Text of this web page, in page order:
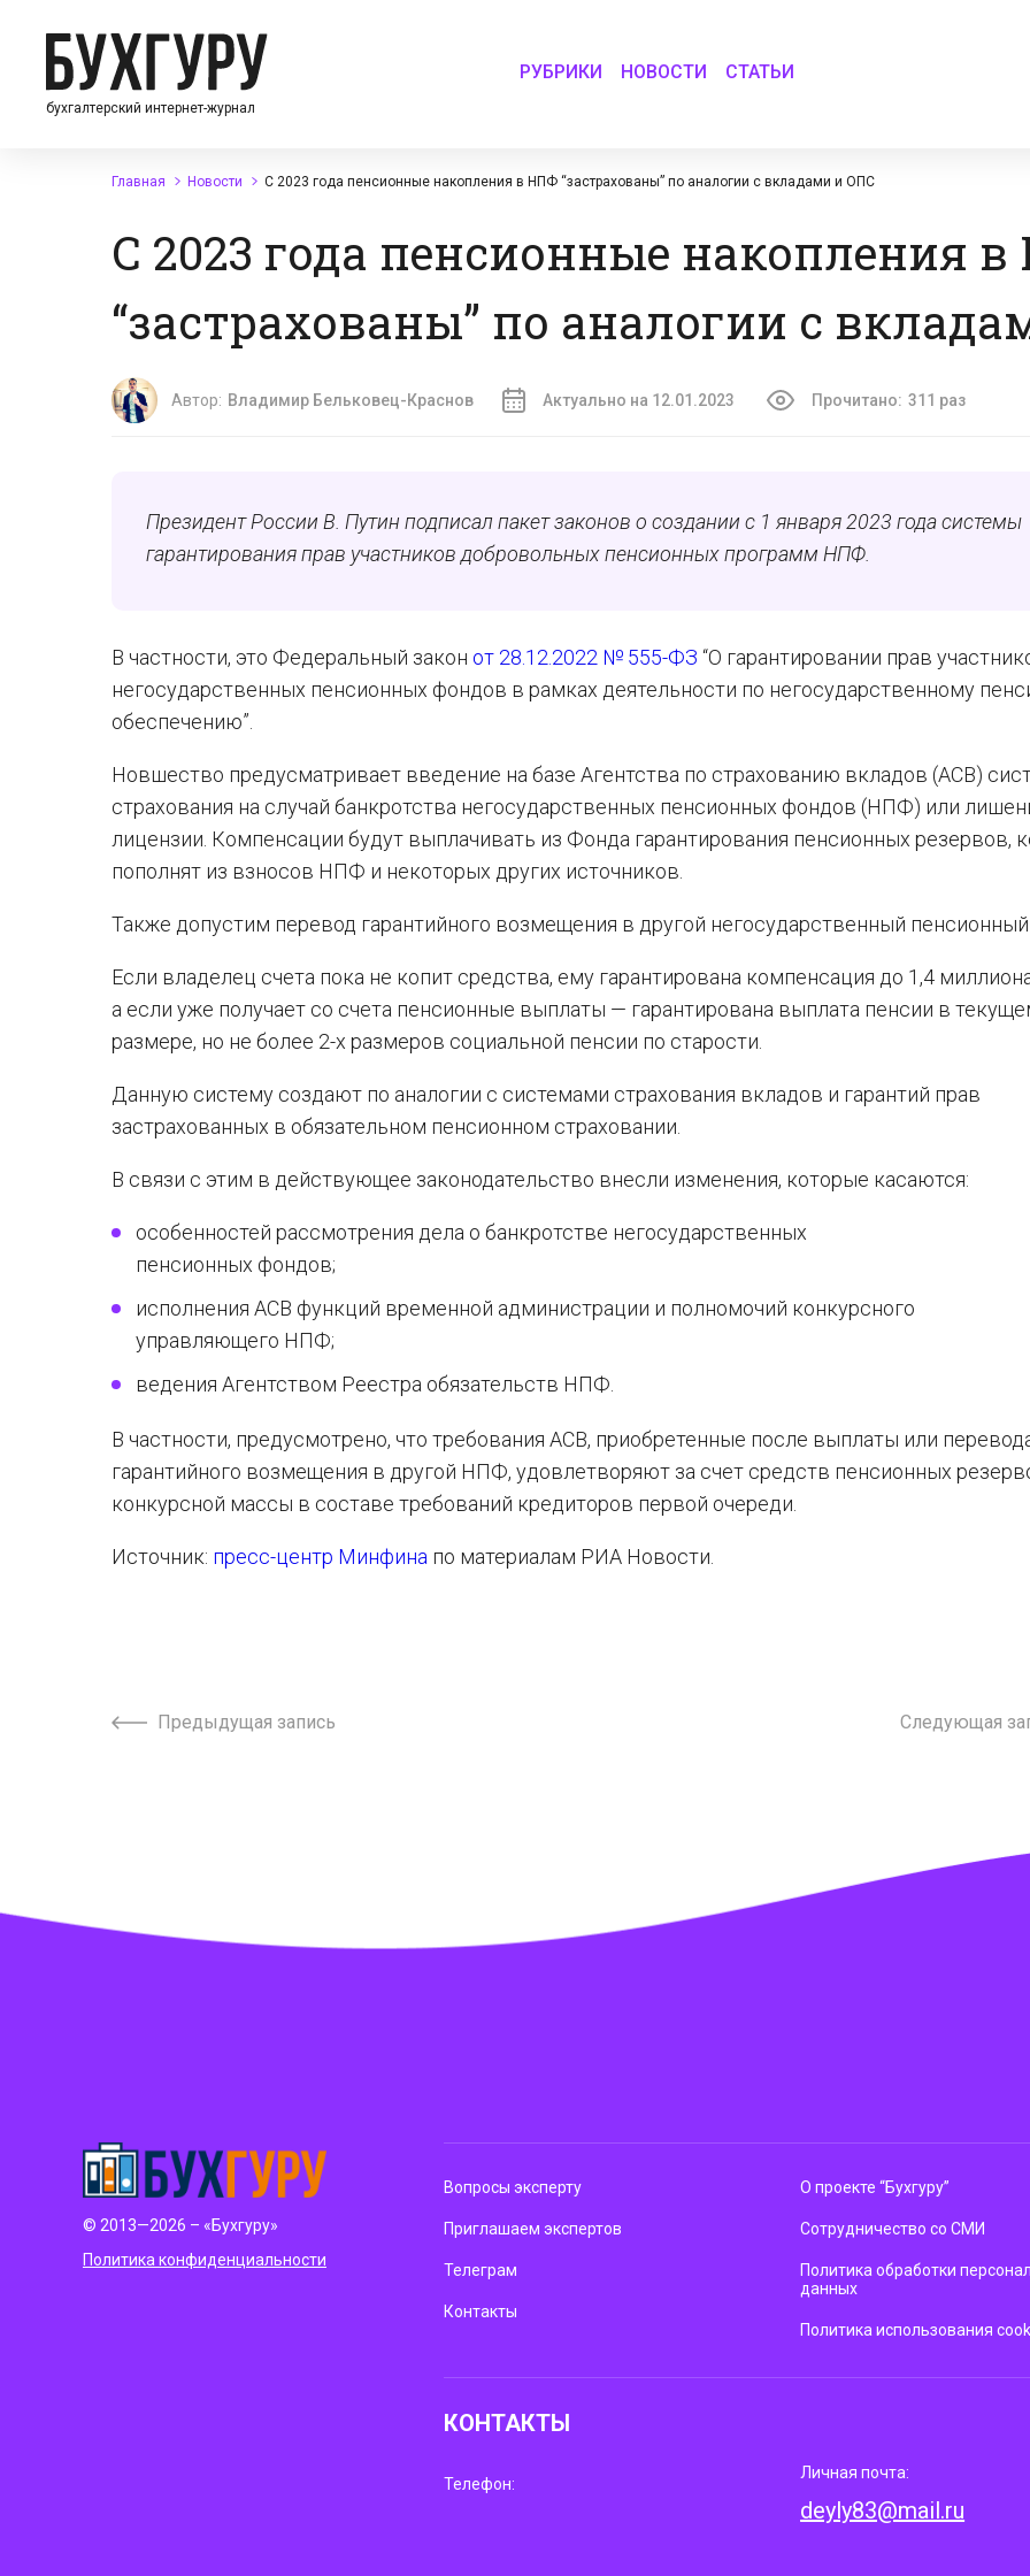
бухгалтерский интернет-журнал
РУБРИКИ НОВОСТИ СТАТЬИ
Главная Новости С 2023 года пенсионные накопления в НПФ “застрахованы” по аналогии с вкладами и ОПС
С 2023 года пенсионные накопления
“застрахованы” по аналогии с
Автор: Владимир Бельковец-Краснов Актуально на 12.01.2023 Прочитано: 311 раз
Президент России В. Путин подписал пакет законов о создании с 1 января 2023 года системы
гарантирования прав участников добровольных пенсионных программ НПФ.
В частности, это Федеральный закон от 28.12.2022 № 555-ФЗ “О гарантировании прав
негосударственных пенсионных фондов в рамках деятельности по негосударственному
обеспечению”.
Новшество предусматривает введение на базе Агентства по страхованию вкладов (АСВ)
страхования на случай банкротства негосударственных пенсионных фондов (НПФ) или
лицензии. Компенсации будут выплачивать из Фонда гарантирования пенсионных резервов,
пополнят из взносов НПФ и некоторых других источников.
Также допустим перевод гарантийного возмещения в другой негосударственный
Если владелец счета пока не копит средства, ему гарантирована компенсация до 1,4
а если уже получает со счета пенсионные выплаты — гарантирована выплата пенсии в
размере, но не более 2-х размеров социальной пенсии по старости.
Данную систему создают по аналогии с системами страхования вкладов и гарантий прав
застрахованных в обязательном пенсионном страховании.
В связи с этим в действующее законодательство внесли изменения, которые касаются:
особенностей рассмотрения дела о банкротстве негосударственных
пенсионных фондов;
исполнения АСВ функций временной администрации и полномочий конкурсного
управляющего НПФ;
ведения Агентством Реестра обязательств НПФ.
В частности, предусмотрено, что требования АСВ, приобретенные после выплаты или
гарантийного возмещения в другой НПФ, удовлетворяют за счет средств пенсионных
конкурсной массы в составе требований кредиторов первой очереди.
Источник: пресс-центр Минфина по материалам РИА Новости.
Предыдущая запись Следующая
© 2013—2026 – «Бухгуру»
Политика конфиденциальности
Вопросы эксперту
Приглашаем экспертов
Телеграм
Контакты
О проекте “Бухгуру”
Сотрудничество со СМИ
Политика обработки
данных
Политика использования
КОНТАКТЫ
Телефон:
Личная почта:
deyly83@mail.ru